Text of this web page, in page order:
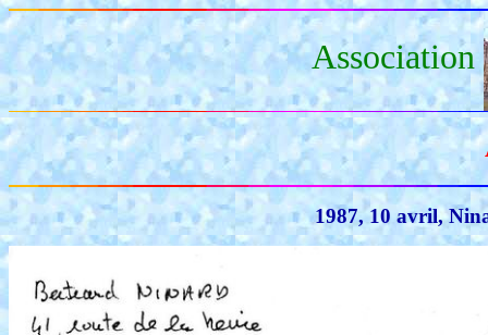
Association
1987, 10 avril,